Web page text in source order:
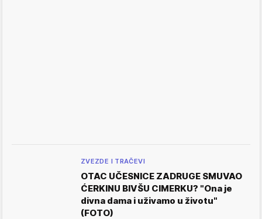
ZVEZDE I TRAČEVI
OTAC UČESNICE ZADRUGE SMUVAO
ĆERKINU BIVŠU CIMERKU? "Ona je
divna dama i uživamo u životu"
(FOTO)